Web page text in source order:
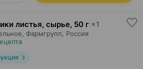
листья, сырье, 50 г ×1
Фармгрупп , Россия